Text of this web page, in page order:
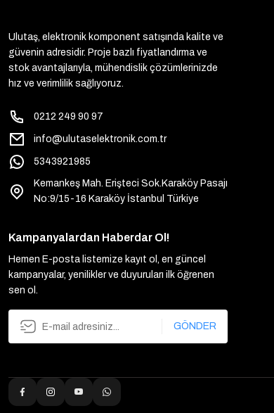
Ulutaş, elektronik komponent satışında kalite ve
güvenin adresidir. Proje bazlı fiyatlandırma ve
stok avantajlarıyla, mühendislik çözümlerinizde
hız ve verimlilik sağlıyoruz.
0212 249 90 97
info@ulutaselektronik.com.tr
5343921985
Kemankeş Mah. Erişteci Sok.Karaköy Pasajı
No:9/15-16 Karaköy İstanbul Türkiye
Kampanyalardan Haberdar Ol!
Hemen E-posta listemize kayıt ol, en güncel
kampanyalar, yenilikler ve duyuruları ilk öğrenen
sen ol.
GÖNDER